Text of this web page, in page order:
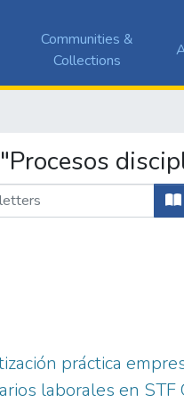
Communities &
Collections
práctica
laborales en STF